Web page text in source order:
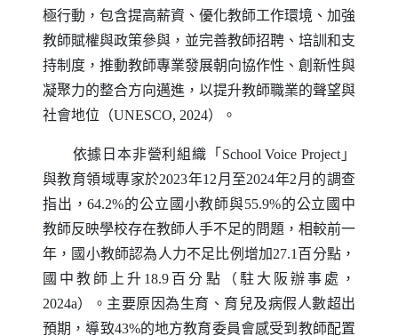
極行動，包含提高薪資、優化教師工作環境、加強
教師賦權與政策參與，並完善教師招聘、培訓和支
持制度，推動教師專業發展朝向協作性、創新性與
凝聚力的整合方向邁進，以提升教師職業的聲望與
社會地位（UNESCO, 2024）。
依據日本非營利組織「 School Voice Project 」
與教育領域專家於2023年12月至2024年2月的調查
指出，64.2%的公立國小教師與55.9%的公立國中
教師反映學校存在教師人手不足的問題，相較前一
年，國小教師認為人力不足比例增加27.1百分點，
國中教師上升18.9百分點（駐大阪辦事處，
2024a）。主要原因為生育、育兒及病假人數超出
預期，導致43%的地方教育委員會感受到教師配置